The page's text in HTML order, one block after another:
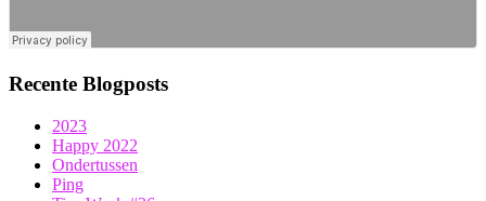
Recente Blogposts
2023
Happy 2022
Ondertussen
Ping